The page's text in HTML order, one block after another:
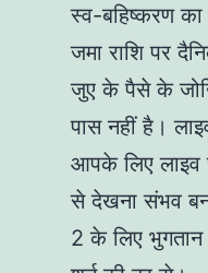
स्व-बहिष्करण
जमा राशि पर
जुए के पैसे के
पास नहीं है।
आपके लिए
से देखना संभव
2 के लिए